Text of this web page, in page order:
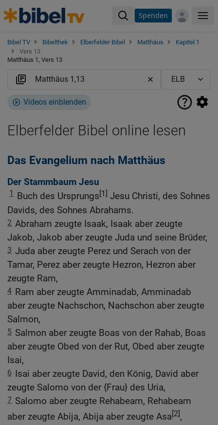
Spenden
Bibel TV Bibelthek Elberfelder Bibel Matthäus
Kapitel 1
Vers 13
Matthäus 1, Vers 13
Videos einblenden
Elberfelder Bibel online lesen
Das Evangelium nach Matthäus
Der Stammbaum Jesu
1 Buch des Ursprungs[1] Jesu Christi, des Sohnes
Davids, des Sohnes Abrahams.
2 Abraham zeugte Isaak, Isaak aber zeugte
Jakob, Jakob aber zeugte Juda und seine Brüder,
3 Juda aber zeugte Perez und Serach von der
Tamar, Perez aber zeugte Hezron, Hezron aber
zeugte Ram,
4 Ram aber zeugte Amminadab, Amminadab
aber zeugte Nachschon, Nachschon aber zeugte
Salmon,
5 Salmon aber zeugte Boas von der Rahab, Boas
aber zeugte Obed von der Rut, Obed aber zeugte
Isai,
6 Isai aber zeugte David, den König, David aber
zeugte Salomo von der {Frau} des Uria,
7 Salomo aber zeugte Rehabeam, Rehabeam
aber zeugte Abija, Abija aber zeugte Asa[2],